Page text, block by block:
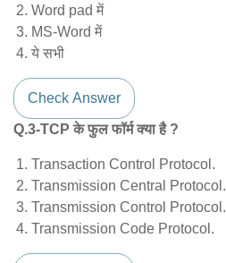
Word pad में
MS-Word में
ये सभी
Check Answer
Q.3-TCP के फुल फॉर्म क्या है ?
Transaction Control Protocol.
Transmission Central Protocol.
Transmission Control Protocol.
Transmission Code Protocol.